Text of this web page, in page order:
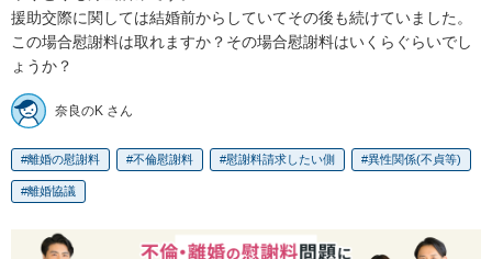
援助交際に関しては結婚前からしていてその後も続けていました。
この場合慰謝料は取れますか？その場合慰謝料はいくらぐらいでし
ょうか？
奈良のK さん
離婚の慰謝料 不倫慰謝料 慰謝料請求したい側 異性関係(不貞等)
離婚協議